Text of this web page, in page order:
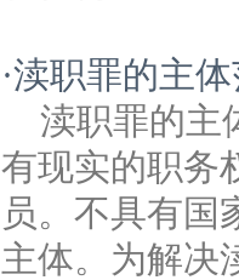
·渎职罪的主
渎职罪的主
有现实的职务
员。不具有国
主体。为解决